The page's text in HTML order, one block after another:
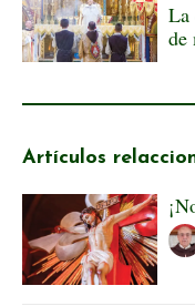
La
de
Artículos